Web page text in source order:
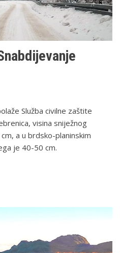
Služba civilne zaštite
visina sniježnog
a u brdsko-planinskim
je 40-50 cm.